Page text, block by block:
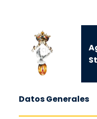
Datos Generales